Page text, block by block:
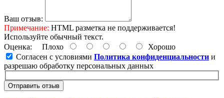
Ваш отзыв:
Примечание: HTML разметка не поддерживается!
Используйте обычный текст.
Оценка: Плохо
Хорошо
Согласен с условиями Политика конфиденциальности и
разрешаю обработку персональных данных
Отправить отзыв